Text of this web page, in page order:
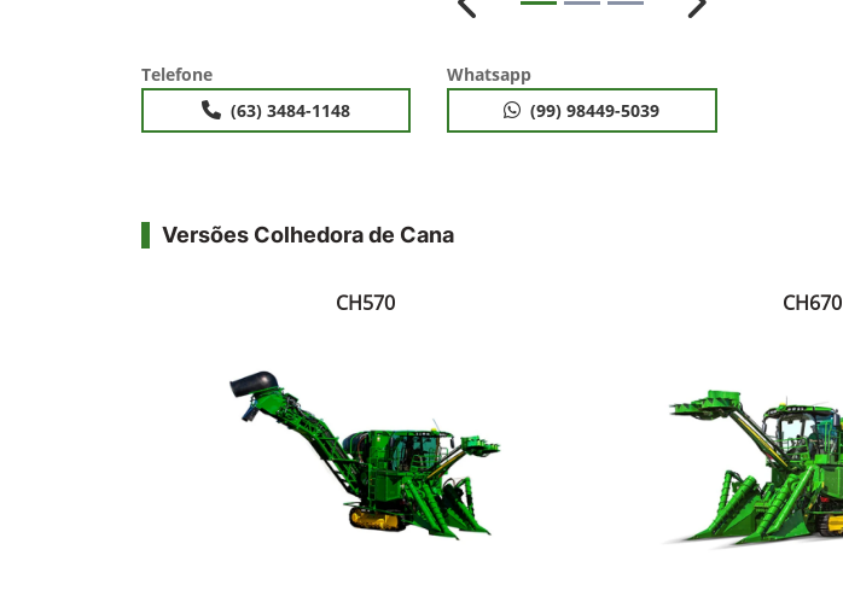
Anterior Próximo
Telefone
(63) 3484-1148
Whatsapp
(99) 98449-5039
Versões Colhedora de Cana
CH570 CH670